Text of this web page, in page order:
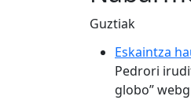
Guztiak
Eskaintza
Pedrori
globo”